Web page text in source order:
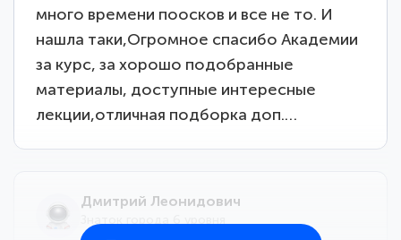
много времени поосков и все не то. И
нашла таки,Огромное спасибо Академии
за курс, за хорошо подобранные
материалы, доступные интересные
лекции,отличная подборка доп.…
Дмитрий Леонидович